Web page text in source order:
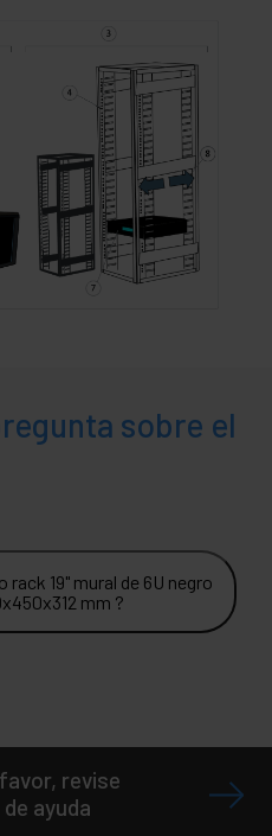
sobre el
rack 19" mural de 6U negro
mm ?
revise
ayuda